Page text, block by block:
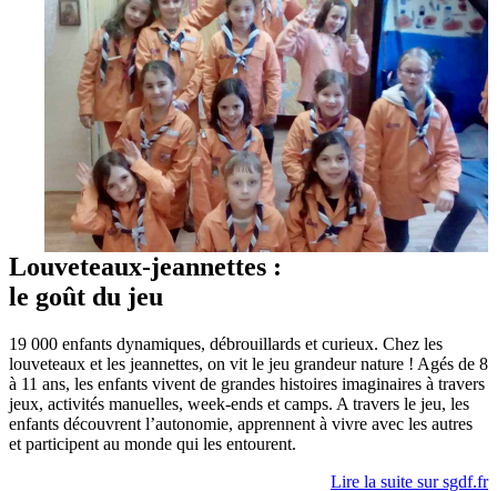
Louveteaux-jeannettes :
le goût du jeu
19 000 enfants dynamiques, débrouillards et curieux. Chez les
louveteaux et les jeannettes, on vit le jeu grandeur nature ! Agés de 8
à 11 ans, les enfants vivent de grandes histoires imaginaires à travers
jeux, activités manuelles, week-ends et camps. A travers le jeu, les
enfants découvrent l’autonomie, apprennent à vivre avec les autres
et participent au monde qui les entourent.
Lire la suite sur sgdf.fr